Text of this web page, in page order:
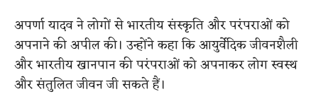
अपर्णा यादव ने लोगों से भारतीय संस्कृति और परंपराओं को
अपनाने की अपील की। उन्होंने कहा कि आयुर्वेदिक जीवनशैली
और भारतीय खानपान की परंपराओं को अपनाकर लोग स्वस्थ
और संतुलित जीवन जी सकते हैं।